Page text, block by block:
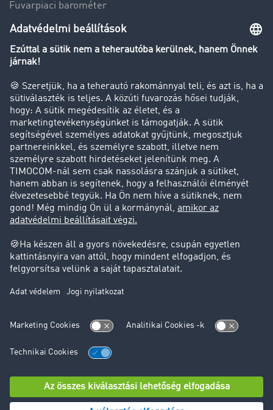
Fuvarpiaci barométer
Transzportlexikon
Tehergépkocsi-forgalomkorlátozás
Cég
Sikertörténetek
Ügyfél hoz ügyfelet
Jogi információk
Impresszum
Adatvédelem
süti-beállítások
Támogatás